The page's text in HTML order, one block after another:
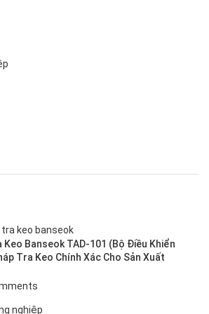
Keo Banseok TAD-101 (Bộ Điều Khiển
Tra Keo Chính Xác Cho Sản Xuất